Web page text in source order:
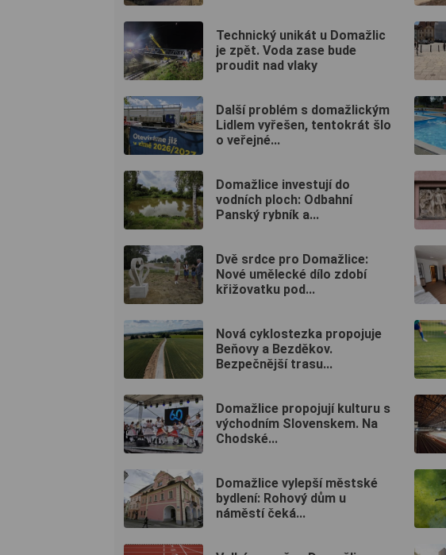
Technický unikát u Domažlic
je zpět. Voda zase bude
proudit nad vlaky
Další problém s domažlickým
Lidlem vyřešen, tentokrát šlo
o veřejné...
Domažlice investují do
vodních ploch: Odbahní
Panský rybník a...
Dvě srdce pro Domažlice:
Nové umělecké dílo zdobí
křižovatku pod...
Nová cyklostezka propojuje
Beňovy a Bezděkov.
Bezpečnější trasu...
Domažlice propojují kulturu s
východním Slovenskem. Na
Chodské...
Domažlice vylepší městské
bydlení: Rohový dům u
náměstí čeká...